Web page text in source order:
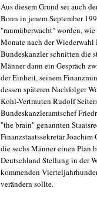
Aus diesem Grund sei auch
Bonn in jenem September
"raumüberwacht" worden,
Monate nach der
Bundeskanzler schnitten die
Männer dann ein Gespräch
der Einheit, seinem
dessen späteren Nachfolger
Kohl-Vertrauten Rudolf
Bundeskanzleramtschef
"the brain" genannten
Finanzstaatssekretär
die sechs Männer einen Plan
Deutschland Stellung in der
kommenden
verändern sollte.